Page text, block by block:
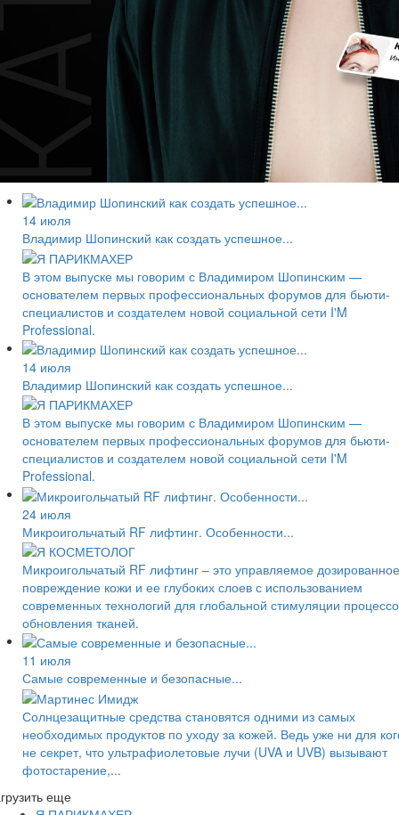
14 июля
Владимир Шопинский как создать успешное...
В этом выпуске мы говорим с Владимиром Шопинским —
основателем первых профессиональных форумов для бьюти-
специалистов и создателем новой социальной сети I'M
Professional.
14 июля
Владимир Шопинский как создать успешное...
В этом выпуске мы говорим с Владимиром Шопинским —
основателем первых профессиональных форумов для бьюти-
специалистов и создателем новой социальной сети I'M
Professional.
24 июля
Микроигольчатый RF лифтинг. Особенности...
Микроигольчатый RF лифтинг – это управляемое дозированное
повреждение кожи и ее глубоких слоев с использованием
современных технологий для глобальной стимуляции
обновления тканей.
11 июля
Самые современные и безопасные...
Солнцезащитные средства становятся одними из самых
необходимых продуктов по уходу за кожей. Ведь уже ни для
не секрет, что ультрафиолетовые лучи (UVA и UVB) вызывают
фотостарение,...
еще